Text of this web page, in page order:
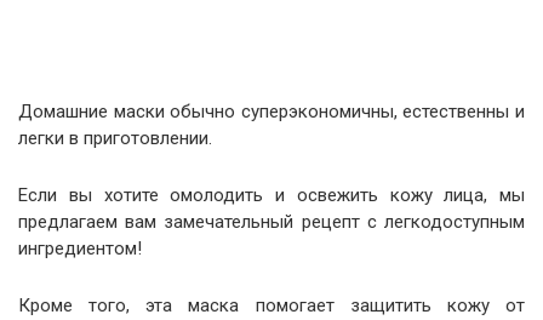
Домашние маски обычно суперэкономичны, естественны и
легки в приготовлении.
Если вы хотите омолодить и освежить кожу лица, мы
предлагаем вам замечательный рецепт с легкодоступным
ингредиентом!
Кроме того, эта маска помогает защитить кожу от